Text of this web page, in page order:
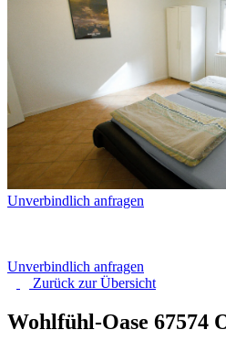
Unverbindlich anfragen
Unverbindlich anfragen
Zurück zurÜbersicht
Wohlfühl-Oase 67574